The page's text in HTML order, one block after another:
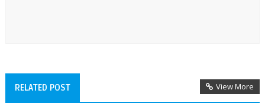
RELATED POST View More